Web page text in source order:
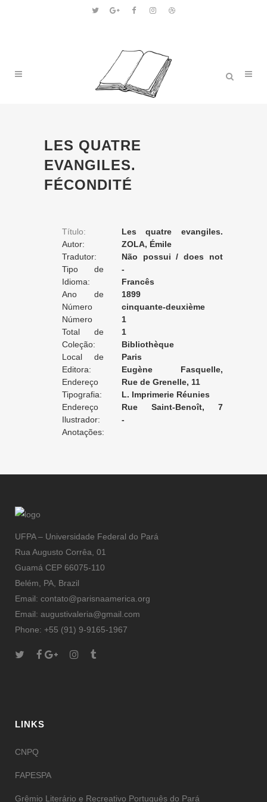
LES QUATRE
EVANGILES.
FÉCONDITÉ
Título:
Les quatre evangiles.
Fécondité
Autor:
ZOLA, Émile
Tradutor:
Não possui / does not
apply / ne posséde pas
Tipo de
Tradução:
-
Idioma:
Francês
Ano de
Edição:
1899
Número
da Edição:
cinquante-deuxième
mille
Número
do Volume:
1
Total de
Volumes:
1
Coleção:
Bibliothèque
Charpentier
Local de
Edição:
Paris
Editora:
Eugène Fasquelle,
éditeur
Endereço
da Editora:
Rue de Grenelle, 11
Tipografia:
L. Imprimerie Réunies
Endereço
da Tipografia:
Rue Saint-Benoît, 7
[Paris]
Ilustrador:
-
Anotações:
UFPA – Universidade Federal do Pará
Rua Augusto Corrêa, 01
Guamá CEP 66075-110
Belém, PA, Brazil
Email: contato@parisnaamerica.org
Email: augustivaleria@gmail.com
Phone: +55 (91) 9-9165-1967
LINKS
CNPQ
FAPESPA
Grêmio Literário e Recreativo Português do Pará